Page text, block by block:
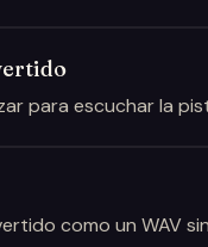
para escuchar la
como un WAV